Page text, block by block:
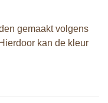
gemaakt volgens
kan de kleur